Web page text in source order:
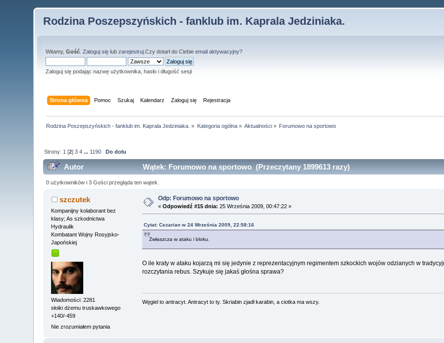
Rodzina Poszepszyńskich - fanklub im. Kaprala Jedziniaka.
Witamy,Gość .Zaloguj się lubzarejestruj .Czy dotarł do Ciebieemail aktywacyjny?
Zaloguj się podając nazwę użytkownika, hasło i długość sesji
Strona główna Pomoc Szukaj Kalendarz Zaloguj się Rejestracja
Rodzina Poszepszyńskich - fanklub im. Kaprala Jedziniaka. » Kategoria ogólna» Aktualności » Forumowo na sportowo
Strony: 1 [2]3 4 ... 1190 Do dołu
Autor Wątek: Forumowo na sportowo (Przeczytany 1899613 razy)
0 użytkowników i 3 Gości przegląda ten wątek.
szczutek
Kompanijny kolaborant bez
klasy; As szkodnictwa
Hydraulik
Kombatant Wojny Rosyjsko-
Japońskiej
Wiadomości: 2281
słoiki dżemu truskawkowego
+140/-459
Nie zrozumiałem pytania
Odp: Forumowo na sportowo
«Odpowiedź #15 dnia: 25 Września 2009, 00:47:22 »
Cytat: Cezarian w 24 Września 2009, 22:58:16
Zwłaszcza w ataku i bloku.
O ile kraty w ataku kojarzą mi się jedynie z reprezentacyjnym regimentem szkockich wojów odzianych w
rozczytania rebus. Szykuje się jakaś głośna sprawa?
Węgiel to antracyt. Antracyt to ty. Skriabin zjadł karabin, a ciotka ma wszy.